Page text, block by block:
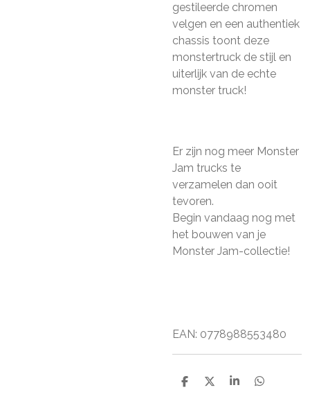
gestileerde chromen
velgen en een authentiek
chassis toont deze
monstertruck de stijl en
uiterlijk van de echte
monster truck!
Er zijn nog meer Monster
Jam trucks te
verzamelen dan ooit
tevoren.
Begin vandaag nog met
het bouwen van je
Monster Jam-collectie!
EAN: 0778988553480
D
D
S
D